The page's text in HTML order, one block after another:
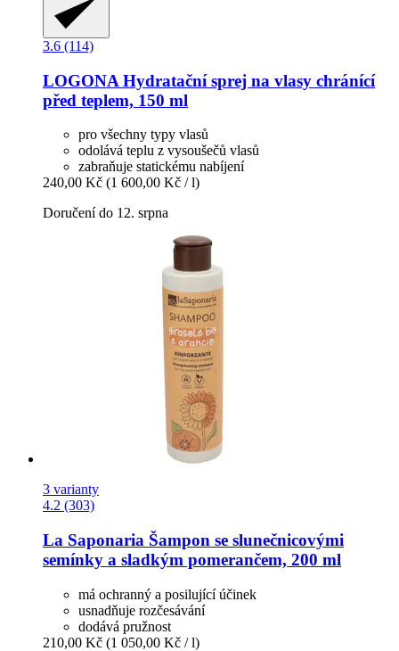
3.6 (114)
LOGONA Hydratační sprej na vlasy chránící
před teplem, 150 ml
pro všechny typy vlasů
odolává teplu z vysoušečů vlasů
zabraňuje statickému nabíjení
240,00 Kč (1 600,00 Kč / l)
Doručení do 12. srpna
3 varianty
4.2 (303)
La Saponaria Šampon se slunečnicovými
semínky a sladkým pomerančem, 200 ml
má ochranný a posilující účinek
usnadňuje rozčesávání
dodává pružnost
210,00 Kč (1 050,00 Kč / l)